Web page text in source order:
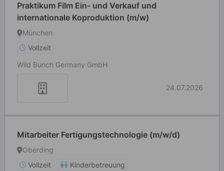
Praktikum Film Ein- und Verkauf und
internationale Koproduktion (m/w)
München
Vollzeit
Wild Bunch Germany GmbH
24.07.2026
Mitarbeiter Fertigungstechnologie (m/w/d)
Oberding
Vollzeit
Kinderbetreuung